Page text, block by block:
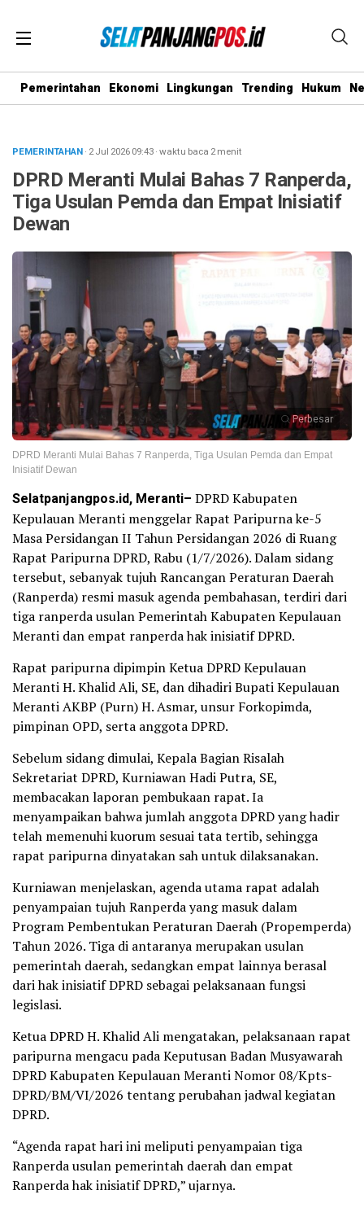
Pemerintahan Ekonomi Lingkungan Trending Hukum
PEMERINTAHAN· 2 Jul 202609:43·waktu baca 2 menit
DPRD Meranti Mulai Bahas 7 Ranperda,
Tiga Usulan Pemda dan Empat Inisiatif
Dewan
Perbesar
DPRD Meranti Mulai Bahas 7 Ranperda, Tiga Usulan Pemda dan Empat
Inisiatif Dewan
Selatpanjangpos.id, Meranti– DPRD Kabupaten
Kepulauan Meranti menggelar Rapat Paripurna ke-5
Masa Persidangan II Tahun Persidangan 2026 di Ruang
Rapat Paripurna DPRD, Rabu (1/7/2026). Dalam sidang
tersebut, sebanyak tujuh Rancangan Peraturan Daerah
(Ranperda) resmi masuk agenda pembahasan, terdiri dari
tiga ranperda usulan Pemerintah Kabupaten Kepulauan
Meranti dan empat ranperda hak inisiatif DPRD.
Rapat paripurna dipimpin Ketua DPRD Kepulauan
Meranti H. Khalid Ali, SE, dan dihadiri Bupati Kepulauan
Meranti AKBP (Purn) H. Asmar, unsur Forkopimda,
pimpinan OPD, serta anggota DPRD.
Sebelum sidang dimulai, Kepala Bagian Risalah
Sekretariat DPRD, Kurniawan Hadi Putra, SE,
membacakan laporan pembukaan rapat. Ia
menyampaikan bahwa jumlah anggota DPRD yang hadir
telah memenuhi kuorum sesuai tata tertib, sehingga
rapat paripurna dinyatakan sah untuk dilaksanakan.
Kurniawan menjelaskan, agenda utama rapat adalah
penyampaian tujuh Ranperda yang masuk dalam
Program Pembentukan Peraturan Daerah (Propemperda)
Tahun 2026. Tiga di antaranya merupakan usulan
pemerintah daerah, sedangkan empat lainnya berasal
dari hak inisiatif DPRD sebagai pelaksanaan fungsi
legislasi.
Ketua DPRD H. Khalid Ali mengatakan, pelaksanaan rapat
paripurna mengacu pada Keputusan Badan Musyawarah
DPRD Kabupaten Kepulauan Meranti Nomor 08/Kpts-
DPRD/BM/VI/2026 tentang perubahan jadwal kegiatan
DPRD.
“Agenda rapat hari ini meliputi penyampaian tiga
Ranperda usulan pemerintah daerah dan empat
Ranperda hak inisiatif DPRD,” ujarnya.